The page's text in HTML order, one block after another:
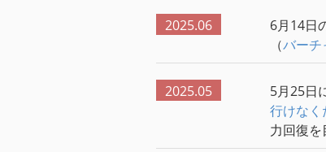
2025.06
6月14日
（バーチ
2025.05 5月25日
行けなく
力回復